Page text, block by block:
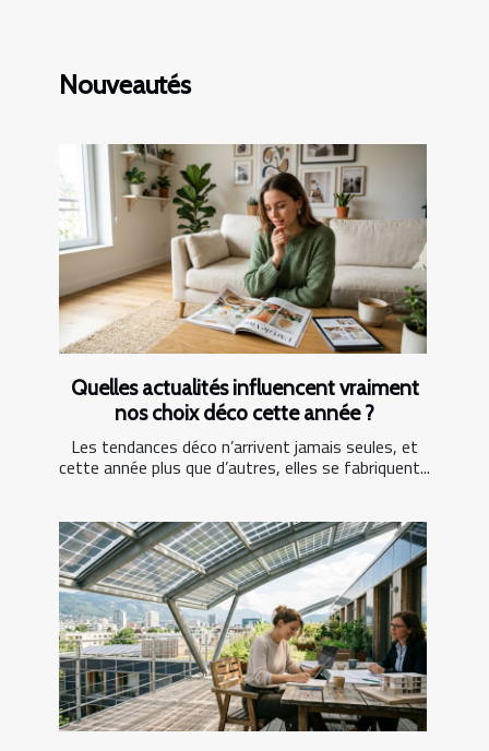
Nouveautés
Quelles actualités influencent vraiment
nos choix déco cette année ?
Les tendances déco n’arrivent jamais seules, et
cette année plus que d’autres, elles se fabriquent...